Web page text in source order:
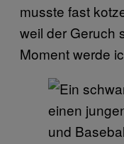
musste fast
weil der Geruch
Moment werde